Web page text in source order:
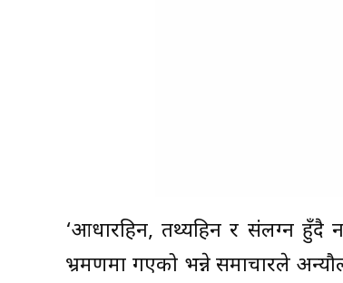
‘आधारहिन, तथ्यहिन र संलग्न हुँदै
भ्रमणमा गएको भन्ने समाचारले